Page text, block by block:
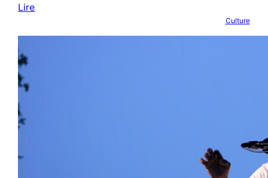
Lire
Culture